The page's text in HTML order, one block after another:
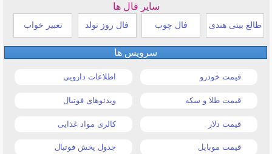
سایر فال ها
طالع بینی هندی فال چوب فال روز تولد تعبیر خواب
سرویس ها
قیمت خودرو اطلاعات دارویی
قیمت طلا و سکه ویدئوهای فوتبال
قیمت دلار کالری مواد غذایی
قیمت موبایل جدول پخش فوتبال